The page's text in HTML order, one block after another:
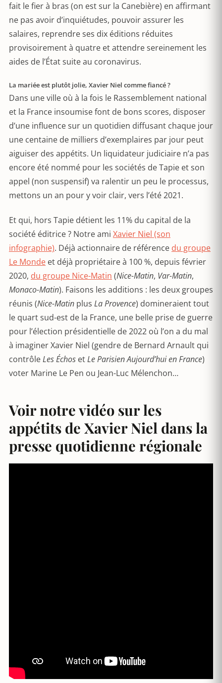
fait le fier à bras (on est sur la Canebière) en affirmant
ne pas avoir d’inquiétudes, pouvoir assurer les
salaires, reprendre ses dix éditions réduites
provisoirement à quatre et attendre sereinement les
aides de l’État suite au coronavirus.
La mariée est plutôt jolie, Xavier Niel comme fiancé ?
Dans une ville où à la fois le Rassemblement national
et la France insoumise font de bons scores, disposer
d’une influence sur un quotidien diffusant chaque jour
une centaine de milliers d’exemplaires par jour peut
aiguiser des appétits. Un liquidateur judiciaire n’a pas
encore été nommé pour les sociétés de Tapie et son
appel (non suspensif) va ralentir un peu le processus,
mettons un an pour y voir clair, vers l’été 2021.
Et qui, hors Tapie détient les 11% du capital de la
société éditrice ? Notre ami Xavier Niel (son
infographie). Déjà actionnaire de référence du groupe
Le Monde et déjà propriétaire à 100 %, depuis février
2020, du groupe Nice-Matin (Nice-Matin, Var-Matin,
Monaco-Matin). Faisons les additions : les deux groupes
réunis (Nice-Matin plus La Provence) domineraient tout
le quart sud-est de la France, une belle prise de guerre
pour l’élection présidentielle de 2022 où l’on a du mal
à imaginer Xavier Niel (gendre de Bernard Arnault qui
contrôleLes Échos etLe Parisien Aujourd’hui en France)
voter Marine Le Pen ou Jean-Luc Mélenchon…
Voir notre vidéo sur les
appétits de Xavier Niel dans la
presse quotidienne régionale